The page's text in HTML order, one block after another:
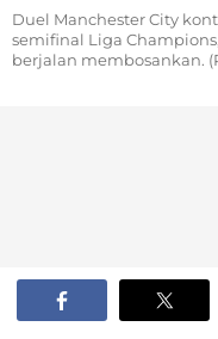
Duel Manchester City
semifinal Liga
berjalan membosankan.